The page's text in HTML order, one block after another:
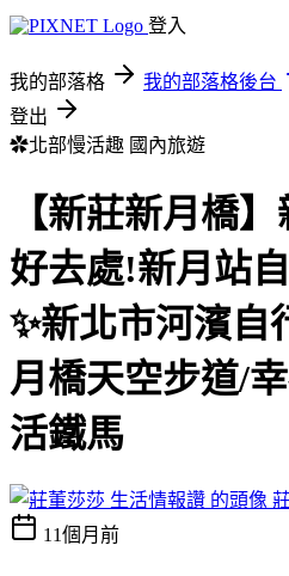
登入
我的部落格 我的部落格後台
登出
✿北部慢活趣 國內旅遊
【新莊新月橋
好去處!新月站
✨新北市河濱自
月橋天空步道/
活鐵馬
11個月前